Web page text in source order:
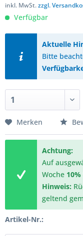
inkl. MwSt.zzgl.
Verfügbar
Aktuelle
Bitte
Merken
Achtung:
Auf
Woche
Hinweis:
geltend
Artikel-Nr.: